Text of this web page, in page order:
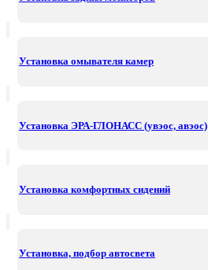
Установка омывателя камер
Установка ЭРА-ГЛОНАСС (увэос, авэос)
Установка комфортных сидений
Установка, подбор автосвета